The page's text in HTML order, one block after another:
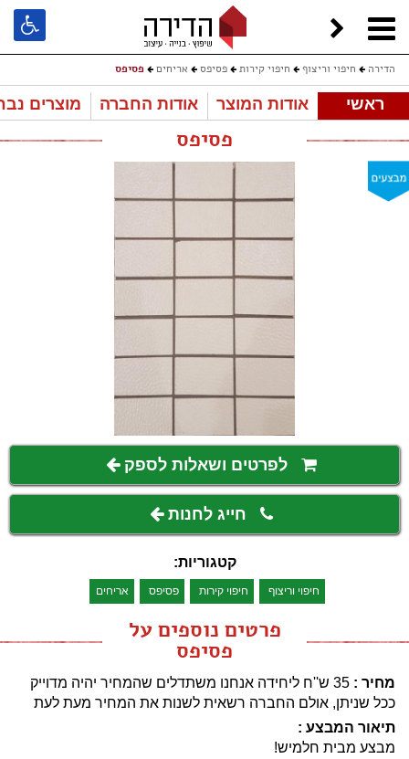
הדירה חיפוי וריצוף חיפוי קירות פסיפס אריחים פסיפס
ראשי אודות המוצר אודות החברה מוצרים
פסיפס
לפרטים ושאלות לספק
חייג לחנות
קטגוריות:
חיפוי וריצוף חיפוי קירות פסיפס אריחים
פרטים נוספים על
פסיפס
מחיר : 35 ש''ח ליחידה
אנחנו משתדלים שהמחיר יהיה מדוייק
ככל שניתן, אולם החברה רשאית לשנות את המחיר מעת לעת
תיאור המבצע :
מבצע מבית חלמיש!